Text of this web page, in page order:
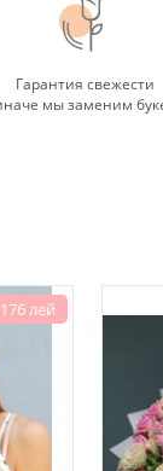
Гарантия свежести
мы заменим
лей